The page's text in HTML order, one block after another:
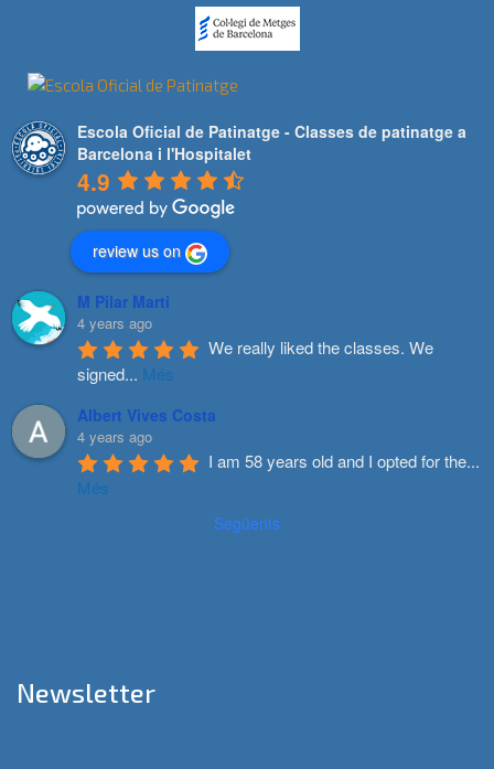
Escola Oficial de Patinatge - Classes de patinatge a
Barcelona i l'Hospitalet
4.9
review us on
M Pilar Marti
4 years ago
We really liked the classes. We
signed... Més
Albert Vives Costa
4 years ago
I am 58 years old and I opted for the...
Més
Següents
Newsletter